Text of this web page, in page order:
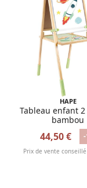
HAPE
Tableau enfant
bambou
44,50 €
Prix de vente